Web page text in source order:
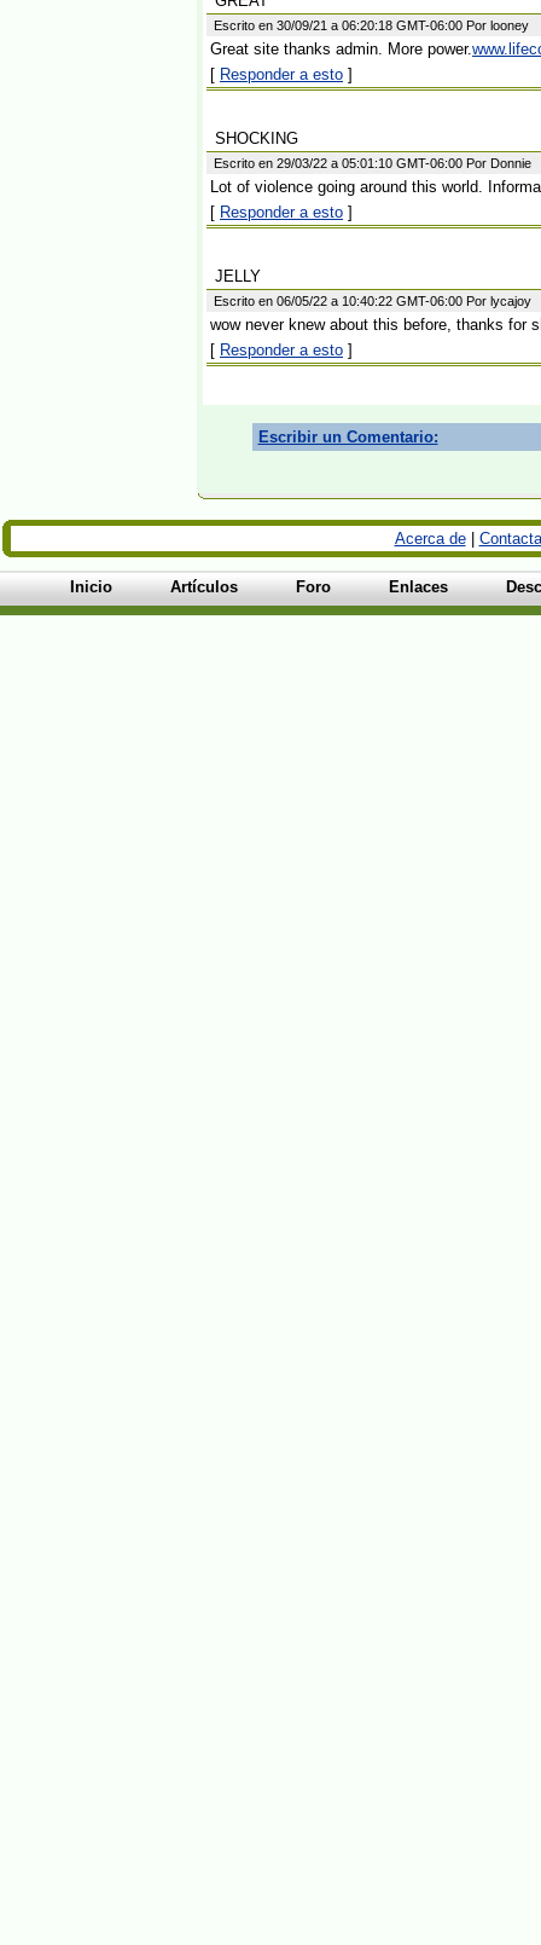
Escrito en 30/09/21 a 06:20:18 GMT-06:00 Por looney
Great site thanks admin. More power.
[ Responder a esto ]
SHOCKING
Escrito en 29/03/22 a 05:01:10 GMT-06:00 Por Donnie
Lot of violence going around this world.
[ Responder a esto ]
JELLY
Escrito en 06/05/22 a 10:40:22 GMT-06:00 Por lycajoy
wow never knew about this before, thanks for
[ Responder a esto ]
Escribir un Comentario:
Acerca de|
Inicio Artículos Foro Enlaces